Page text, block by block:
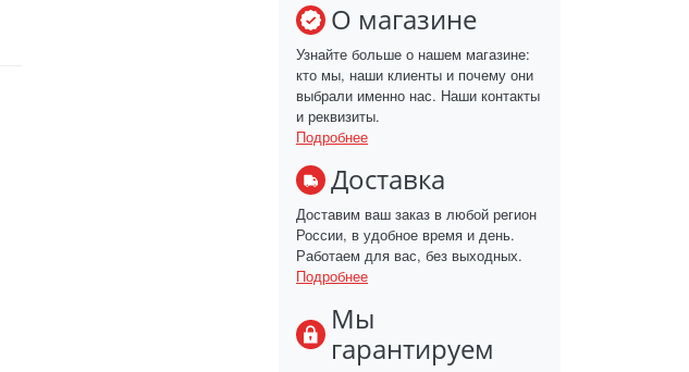
О магазине
Узнайте больше о нашем магазине:
кто мы, наши клиенты и почему они
выбрали именно нас. Наши контакты
и реквизиты.
Подробнее
Доставка
Доставим ваш заказ в любой регион
России, в удобное время и день.
Работаем для вас, без выходных.
Подробнее
Мы
гарантируем